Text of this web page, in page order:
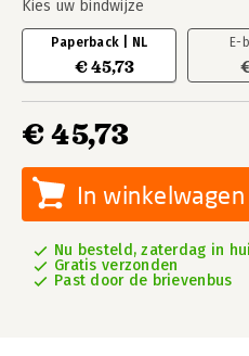
Kies uw bindwijze
Paperback | NL
€ 45,73
E-
€ 45,73
In winkelwagen
Nu besteld, zaterdag in
Gratis verzonden
Past door de brievenbus